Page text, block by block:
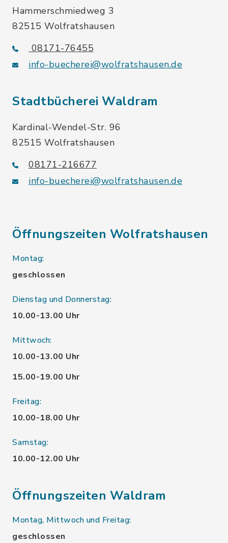
Hammerschmiedweg 3
82515 Wolfratshausen
08171-76455
info-buecherei@wolfratshausen.de
Stadtbücherei Waldram
Kardinal-Wendel-Str. 96
82515 Wolfratshausen
08171-216677
info-buecherei@wolfratshausen.de
Öffnungszeiten Wolfratshausen
Montag:
geschlossen
Dienstag und Donnerstag:
10.00-13.00 Uhr
Mittwoch:
10.00-13.00 Uhr
15.00-19.00 Uhr
Freitag:
10.00-18.00 Uhr
Samstag:
10.00-12.00 Uhr
Öffnungszeiten Waldram
Montag, Mittwoch und Freitag:
geschlossen